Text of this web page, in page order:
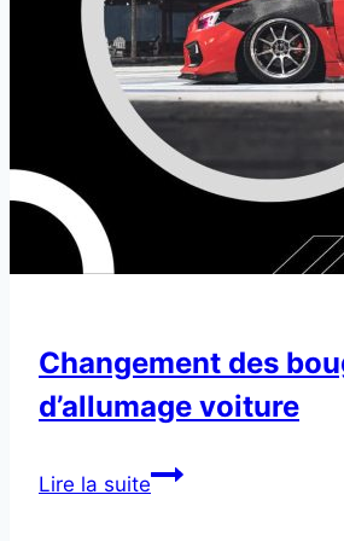
Changement des
d’allumage voiture
Lire la suiteChangement